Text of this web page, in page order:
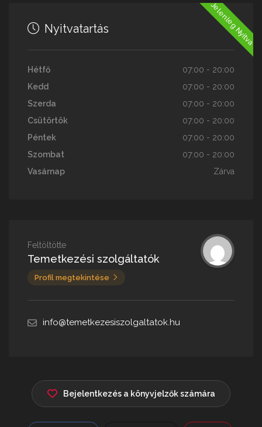
Jelenleg Nyitva
Nyitvatartás
Hétfő
07:00 - 20:00
Kedd
07:00 - 20:00
Szerda
07:00 - 20:00
Csütörtök
07:00 - 20:00
Péntek
07:00 - 20:00
Szombat
07:00 - 20:00
Vasárnap
Zárva
Feltöltötte
Temetkezési szolgáltatók
Profil megtekintése
info@temetkezesiszolgaltatok.hu
Bejelentkezés a könyvjelzők számára